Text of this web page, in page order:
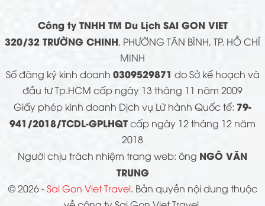
Công ty TNHH TM Du Lịch SAI GON VIET
320/32 TRƯỜNG CHINH, PHƯỜNG TÂN BÌNH, TP. HỒ CHÍ
MINH
Số đăng ký kinh doanh 0309529871 do Sở kế hoạch và
đầu tư Tp.HCM cấp ngày 13 tháng 11 năm 2009
Giấy phép kinh doanh Dịch vụ Lữ hành Quốc tế: 79-
941/2018/TCDL-GPLHQTcấp ngày 12 tháng 12 năm
2018
Người chịu trách nhiệm trang web: ông NGÔ VĂN
TRUNG
© 2026 -Sai Gon Viet Travel. Bản quyền nội dung thuộc